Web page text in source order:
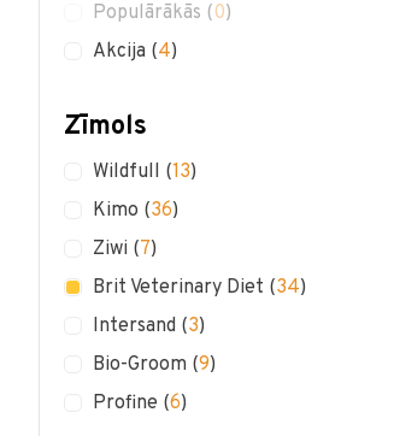
Populārākās (0)
Akcija (4)
Zīmols
Wildfull (13)
Kimo (36)
Ziwi (7)
Brit Veterinary Diet (34)
Intersand (3)
Bio-Groom (9)
Profine (6)